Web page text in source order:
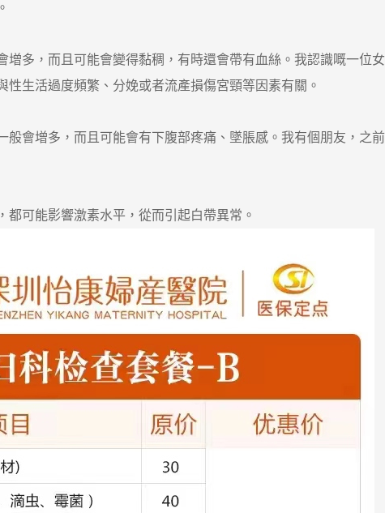
，而且可能會變得黏稠，有時還會帶有血絲。我認識嘅一位
性生活過度頻繁、分娩或者流產損傷宮頸等因素有關。
增多，而且可能會有下腹部疼痛、墜脹感。我有個朋友，之前
可能影響激素水平，從而引起白帶異常。